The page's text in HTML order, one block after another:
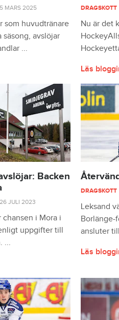
MARS 2025
som huvudtränare
säsong, avslöjar
...
DRAGSKOTT
Nu är det
Läs
Backen
JULI 2023
i Mora i
uppgifter till
...
DRAGSKOTT
Leksand
Borlänge-
ansluter
Läs